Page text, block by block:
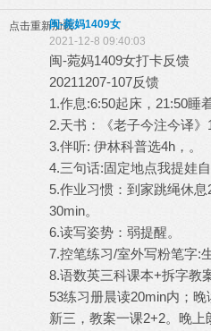
点击重新加载闽-菀妈1409女
2021-12-8 09:40:03
闽-菀妈1409女打卡反馈
20211207-107反馈
1.作息:6:50起床，21:50睡
2.天书：《老子今注今译》
3.伴听: 伊林科普选4h，。
4.三句话:固定地点我提娃自
5.作业习惯：到家跳绳休
30min。
6.读写姿势：弱提醒。
7.控笔练习/室外写粉笔字:
8.语数英三科课本+拆字教
53练习册晨读20min内；
新三，教案一课2+2。晚